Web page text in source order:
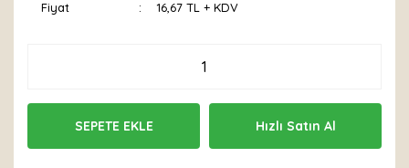
Fiyat 16,67 TL + KDV
SEPETE EKLE Hızlı Satın Al